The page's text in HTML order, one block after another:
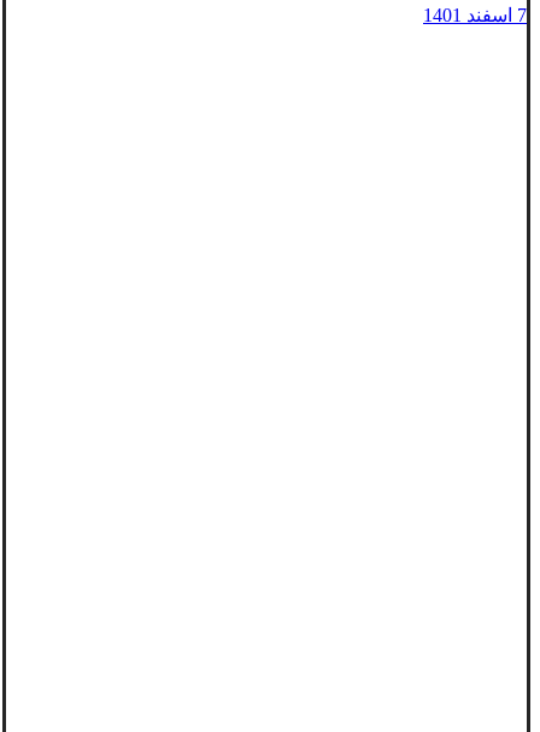
7 اسفند 1401